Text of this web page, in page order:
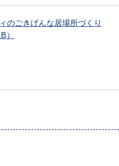
のごきげんな居場所づくり
）